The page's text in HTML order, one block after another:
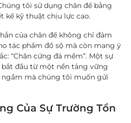
tôi sử dụng chân đế bằng
kế kỹ thuật chịu lực cao.
của chân đế không chỉ đảm
tác phẩm đồ sộ mà còn mang ý
“Chân cứng đá mềm”. Một sự
đầu từ một nền tảng vững
ngầm mà chúng tôi muốn gửi
Của Sự Trường Tồn